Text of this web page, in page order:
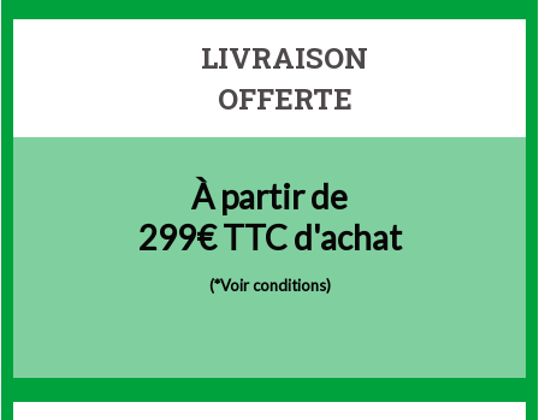
LIVRAISON
OFFERTE
À partir de
299€ TTC d'achat
(*Voir conditions)